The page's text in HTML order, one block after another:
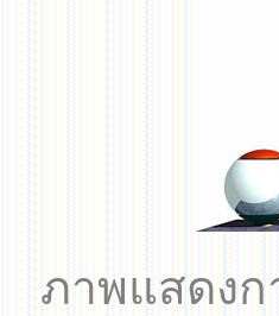
ภาพแสดง